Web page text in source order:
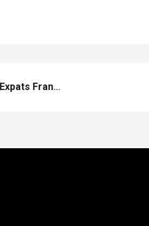
Mamans À Barcelone, Le Blog Des Expats Françaises